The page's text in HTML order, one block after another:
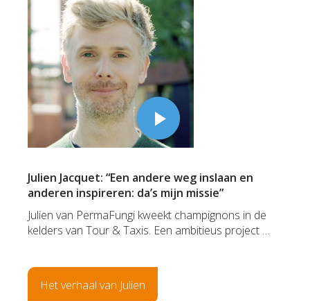
Julien Jacquet: “Een andere weg inslaan en
anderen inspireren: da’s mijn missie”
Julien van PermaFungi kweekt champignons in de
kelders van Tour & Taxis. Een ambitieus project …
Het verhaal van Julien